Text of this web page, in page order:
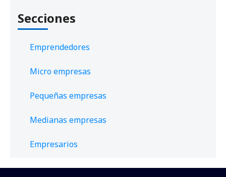
Secciones
Emprendedores
Micro empresas
Pequeñas empresas
Medianas empresas
Empresarios